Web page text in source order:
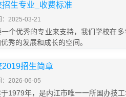
生专业_收费标准
：2025-03-21
个优秀的专业来支持，我们学校在
秀的发展和成长的空间。
招生简章
：2026-06-05
1979年，是内江市唯一一所国办技